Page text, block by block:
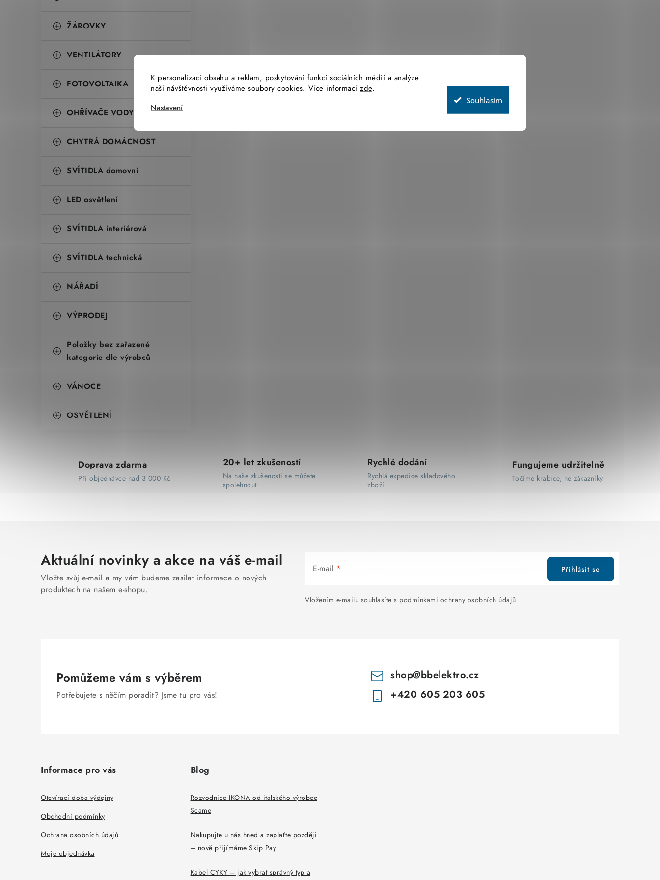
K personalizaci obsahu a reklam, poskytování funkcí sociálních médií a analýze
naší návštěvnosti využíváme soubory cookies. Více informací zde.
Nastavení
Souhlasím
ŽÁROVKY
VENTILÁTORY
FOTOVOLTAIKA
OHŘÍVAČE VODY
CHYTRÁ DOMÁCNOST
SVÍTIDLA domovní
LED osvětlení
SVÍTIDLA interiérová
SVÍTIDLA technická
NÁŘADÍ
VÝPRODEJ
Položky bez zařazené
kategorie dle výrobců
VÁNOCE
OSVĚTLENÍ
Doprava zdarma
Při objednávce nad 3 000 Kč
20+ let zkušeností
Na naše zkušenosti se můžete
spolehnout
Rychlé dodání
Rychlá expedice skladového
zboží
Fungujeme udržitelně
Točíme krabice, ne zákazníky
Aktuální novinky a akce na váš e-mail
Vložte svůj e-mail a my vám budeme zasílat informace o nových
produktech na našem e-shopu.
E-mail
Vložením e-mailu souhlasíte s podmínkami ochrany osobních údajů
Přihlásit se
Pomůžeme vám s výběrem
Potřebujete s něčím poradit? Jsme tu pro vás!
shop@bbelektro.cz
+420 605 203 605
Informace pro vás
Otevírací doba výdejny
Obchodní podmínky
Ochrana osobních údajů
Moje objednávka
Blog
Rozvodnice IKONA od italského výrobce
Scame
Nakupujte u nás hned a zaplaťte později
– nově přijímáme Skip Pay
Kabel CYKY – jak vybrat správný typ a